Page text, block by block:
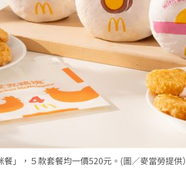
」逐漸成形 12:00
超「爸」氣
9/12登場！ 10:30
」，５款套餐均一價520元。(圖／麥當勞提供）